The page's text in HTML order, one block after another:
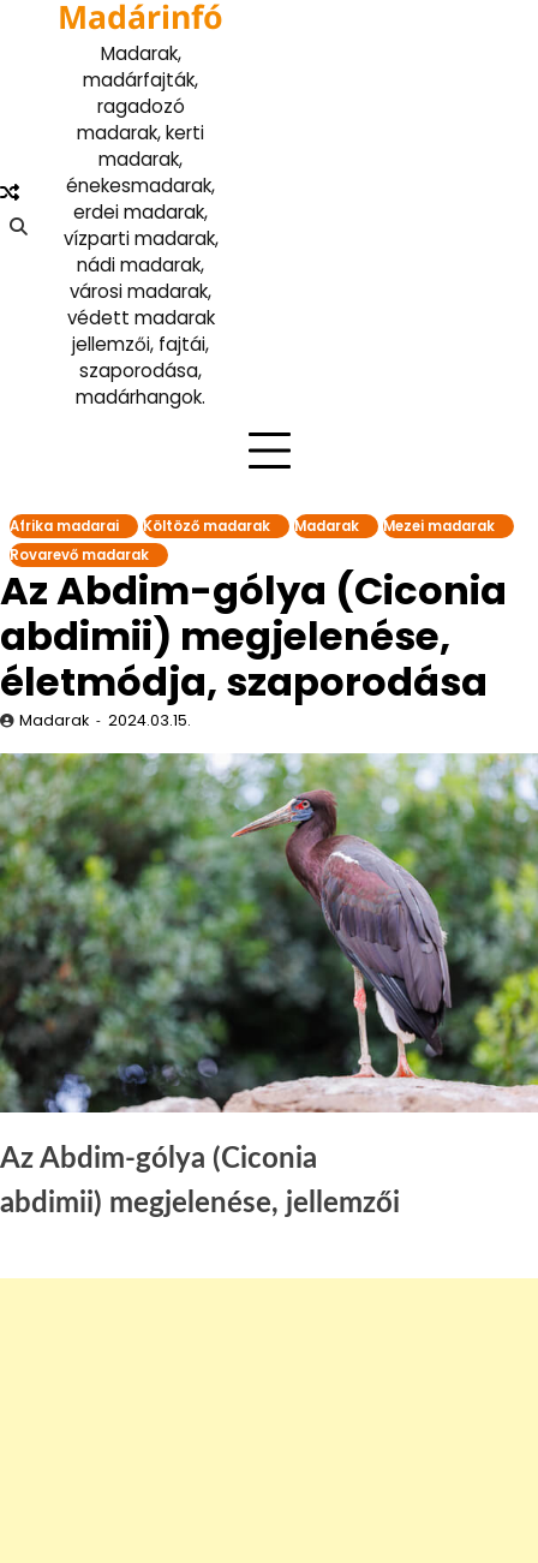
Madárinfó
Madarak,
madárfajták,
ragadozó
madarak, kerti
madarak,
énekesmadarak,
erdei madarak,
vízparti madarak,
nádi madarak,
városi madarak,
védett madarak
jellemzői, fajtái,
szaporodása,
madárhangok.
Afrika madarai Költöző madarak Madarak
Mezei madarak
Rovarevő madarak
Az Abdim-gólya (Ciconia
abdimii) megjelenése,
életmódja, szaporodása
Madarak 2024.03.15.
Az Abdim-gólya (Ciconia
abdimii) megjelenése, jellemzői